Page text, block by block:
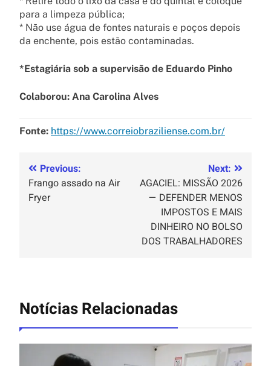
para a limpeza pública;
* Não use água de fontes naturais e poços depois
da enchente, pois estão contaminadas.
*Estagiária sob a supervisão de Eduardo Pinho
Colaborou: Ana Carolina Alves
Fonte: https://www.correiobraziliense.com.br/
Previous:
Frango assado na Air
Fryer
Next:
AGACIEL: MISSÃO 2026
— DEFENDER MENOS
IMPOSTOS E MAIS
DINHEIRO NO BOLSO
DOS TRABALHADORES
Notícias Relacionadas